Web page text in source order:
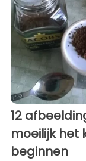
12
moeilijk het
beginnen